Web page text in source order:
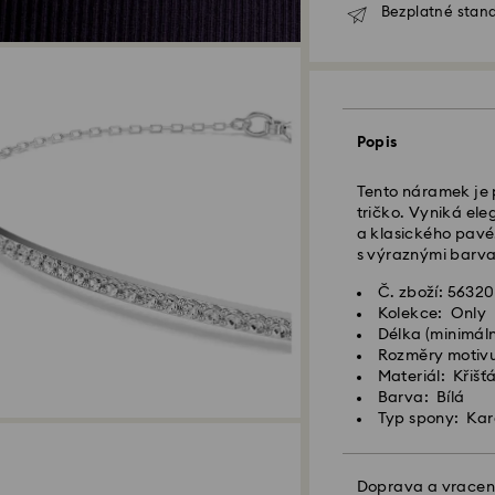
Bezplatné
Popis
Tento náramek
tričko. Vyniká
a klasického
s výraznými
Č. zboží:
Kolekce: Only
Délka
Rozměry
Materiál:
Barva: Bílá
Typ spony:
Doprava a
zpracovány a
Standardní
Standardní
Objednávky
zpracovány a
Expresní dodací
Náklady na
Společnost